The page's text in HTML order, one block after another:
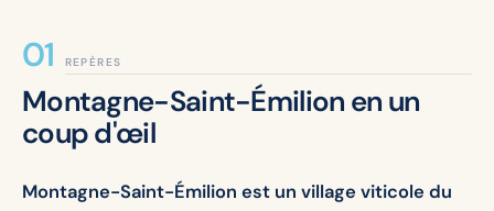
REPÈRES
Montagne-Saint-Émilion en un
coup d'œil
Montagne-Saint-Émilion est un village viticole du